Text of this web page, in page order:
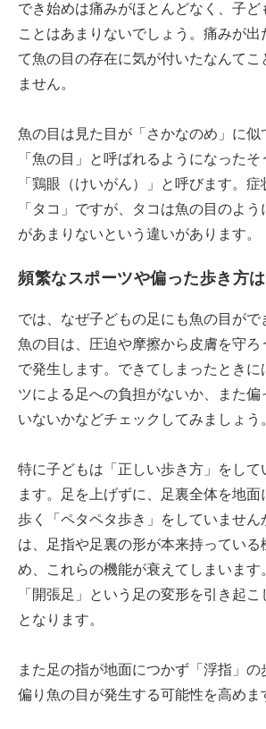
でき始めは痛みがほとんどなく、子ど
ことはあまりないでしょう。痛みが出
て魚の目の存在に気が付いたなんてこ
ません。
魚の目は見た目が「さかなのめ」に似
「魚の目」と呼ばれるようになった
「鶏眼（けいがん）」と呼びます。
「タコ」ですが、タコは魚の目のよ
があまりないという違いがあります。
頻繁なスポーツや偏った歩き方
では、なぜ子どもの足にも魚の目がで
魚の目は、圧迫や摩擦から皮膚を守ろ
で発生します。できてしまったときに
ツによる足への負担がないか、また偏
いないかなどチェックしてみましょう
特に子どもは「正しい歩き方」をして
ます。足を上げずに、足裏全体を地面
歩く「ペタペタ歩き」をしていません
は、足指や足裏の形が本来持っている
め、これらの機能が衰えてしまいます
「開張足」という足の変形を引き起
となります。
また足の指が地面につかず「浮指」
偏り魚の目が発生する可能性を高めま